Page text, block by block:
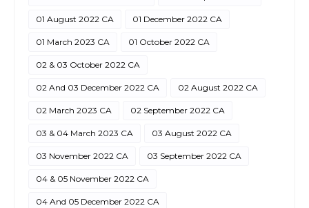
01 August 2022 CA 01 December 2022 CA
01 March 2023 CA 01 October 2022 CA
02 & 03 October 2022 CA
02 And 03 December 2022 CA 02 August 2022 CA
02 March 2023 CA 02 September 2022 CA
03 & 04 March 2023 CA 03 August 2022 CA
03 November 2022 CA 03 September 2022 CA
04 & 05 November 2022 CA
04 And 05 December 2022 CA